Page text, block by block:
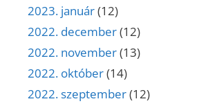
2023. január(12)
2022. december(12)
2022. november(13)
2022. október(14)
2022. szeptember(12)